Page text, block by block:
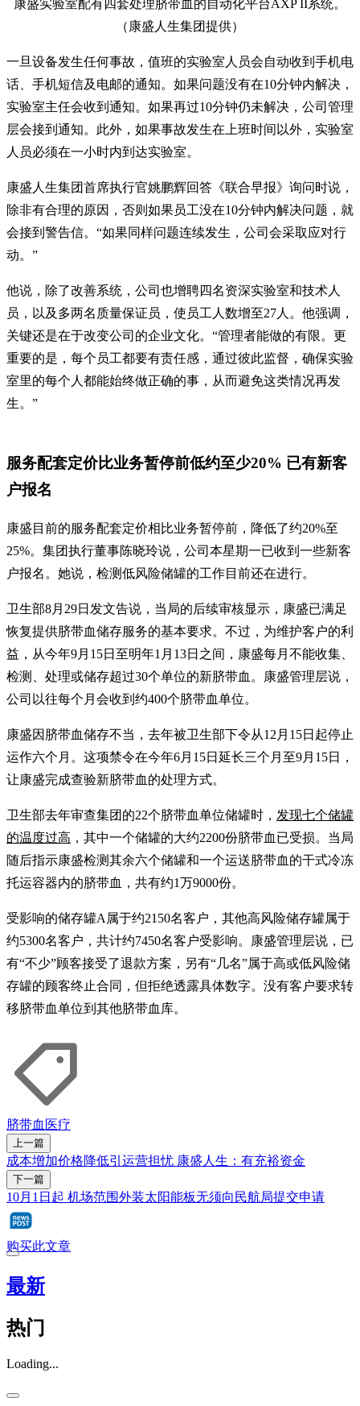
康盛实验室配有四套处理脐带血的自动化平台AXP II系统。
（康盛人生集团提供）
一旦设备发生任何事故，值班的实验室人员会自动收到手机电
话、手机短信及电邮的通知。如果问题没有在10分钟内解决，
实验室主任会收到通知。如果再过10分钟仍未解决，公司管理
层会接到通知。此外，如果事故发生在上班时间以外，实验室
人员必须在一小时内到达实验室。
康盛人生集团首席执行官姚鹏辉回答《联合早报》询问时说，
除非有合理的原因，否则如果员工没在10分钟内解决问题，就
会接到警告信。“如果同样问题连续发生，公司会采取应对行
动。”
他说，除了改善系统，公司也增聘四名资深实验室和技术人
员，以及多两名质量保证员，使员工人数增至27人。他强调，
关键还是在于改变公司的企业文化。“管理者能做的有限。更
重要的是，每个员工都要有责任感，通过彼此监督，确保实验
室里的每个人都能始终做正确的事，从而避免这类情况再发
生。”
服务配套定价比业务暂停前低约至少20% 已有新客
户报名
康盛目前的服务配套定价相比业务暂停前，降低了约20%至
25%。集团执行董事陈晓玲说，公司本星期一已收到一些新客
户报名。她说，检测低风险储罐的工作目前还在进行。
卫生部8月29日发文告说，当局的后续审核显示，康盛已满足
恢复提供脐带血储存服务的基本要求。不过，为维护客户的利
益，从今年9月15日至明年1月13日之间，康盛每月不能收集、
检测、处理或储存超过30个单位的新脐带血。康盛管理层说，
公司以往每个月会收到约400个脐带血单位。
康盛因脐带血储存不当，去年被卫生部下令从12月15日起停止
运作六个月。这项禁令在今年6月15日延长三个月至9月15日，
让康盛完成查验新脐带血的处理方式。
卫生部去年审查集团的22个脐带血单位储罐时， 发现七个储罐
的温度过高 ，其中一个储罐的大约2200份脐带血已受损。当局
随后指示康盛检测其余六个储罐和一个运送脐带血的干式冷冻
托运容器内的脐带血，共有约1万9000份。
受影响的储存罐A属于约2150名客户，其他高风险储存罐属于
约5300名客户，共计约7450名客户受影响。康盛管理层说，已
有“不少”顾客接受了退款方案，另有“几名”属于高或低风险储
存罐的顾客终止合同，但拒绝透露具体数字。没有客户要求转
移脐带血单位到其他脐带血库。
脐带血 医疗
上一篇
成本增加价格降低引运营担忧 康盛人生：有充裕资金
下一篇
10月1日起 机场范围外装太阳能板无须向民航局提交申请
购买此文章
最新
热门
Loading...